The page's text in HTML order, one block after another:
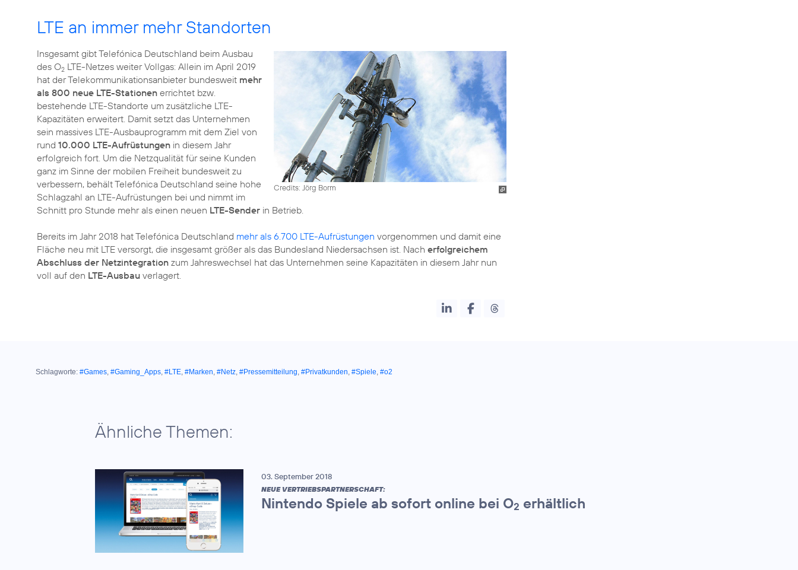
LTE an immer mehr Standorten
Credits: Jörg Borm
Insgesamt gibt Telefónica Deutschland beim Ausbau
des O2 LTE-Netzes weiter Vollgas: Allein im April 2019
hat der Telekommunikationsanbieter bundesweit mehr
als 800 neue LTE-Stationen errichtet bzw.
bestehende LTE-Standorte um zusätzliche LTE-
Kapazitäten erweitert. Damit setzt das Unternehmen
sein massives LTE-Ausbauprogramm mit dem Ziel von
rund 10.000 LTE-Aufrüstungen in diesem Jahr
erfolgreich fort. Um die Netzqualität für seine Kunden
ganz im Sinne der mobilen Freiheit bundesweit zu
verbessern, behält Telefónica Deutschland seine hohe
Schlagzahl an LTE-Aufrüstungen bei und nimmt im
Schnitt pro Stunde mehr als einen neuen LTE-Sender in Betrieb.
Bereits im Jahr 2018 hat Telefónica Deutschland mehr als 6.700 LTE-Aufrüstungen vorgenommen und damit eine
Fläche neu mit LTE versorgt, die insgesamt größer als das Bundesland Niedersachsen ist. Nach erfolgreichem
Abschluss der Netzintegration zum Jahreswechsel hat das Unternehmen seine Kapazitäten in diesem Jahr nun
voll auf den LTE-Ausbau verlagert.
Schlagworte: #Games, #Gaming_Apps, #LTE, #Marken, #Netz, #Pressemitteilung, #Privatkunden, #Spiele, #o2
Ähnliche Themen:
03. September 2018
NEUE VERTRIEBSPARTNERSCHAFT:
Nintendo Spiele ab sofort online bei O2 erhältlich